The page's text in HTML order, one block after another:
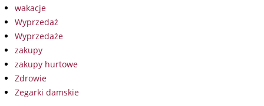
wakacje
Wyprzedaż
Wyprzedaże
zakupy
zakupy hurtowe
Zdrowie
Zegarki damskie